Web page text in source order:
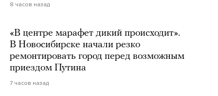
8 часов назад
«В центре марафет дикий происходит».
В Новосибирске начали резко
ремонтировать город перед возможным
приездом Путина
7 часов назад